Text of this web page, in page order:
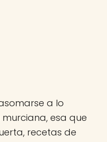
a lo
esa que
recetas de